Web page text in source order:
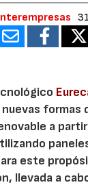
formas
a
este
llevada a